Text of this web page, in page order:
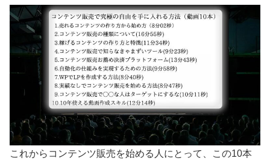
これからコンテンツ販売を始める人にとって、この10本